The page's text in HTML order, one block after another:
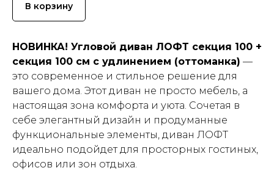
В корзину
НОВИНКА! Угловой диван ЛОФТ секция 100 +
секция 100 см с удлинением (оттоманка) —
это современное и стильное решение для
вашего дома. Этот диван не просто мебель, а
настоящая зона комфорта и уюта. Сочетая в
себе элегантный дизайн и продуманные
функциональные элементы, диван ЛОФТ
идеально подойдет для просторных гостиных,
офисов или зон отдыха.